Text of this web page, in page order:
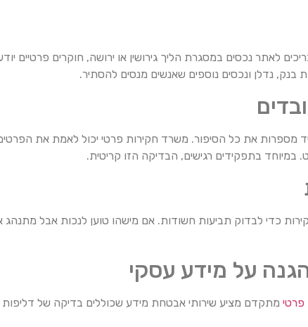
לאתר נכסים במסגרת הליך גירושין או ירושה, חוקרים
בנק, נדלן ונכסים נוספים שאנשים מנסים להסתיר.
מספרות את כל הסיפור. משרד חקירות פרטי יכול לאמת את
במיוחד בתפקידים רגישים, הבדיקה הזו קריטית.
כדי לבדוק תביעות חשודות. אם מישהו טוען לנכות אבל
על מידע עסקי
מתקדם מציע שירותי אבטחת מידע שכוללים בדיקה של דליפות